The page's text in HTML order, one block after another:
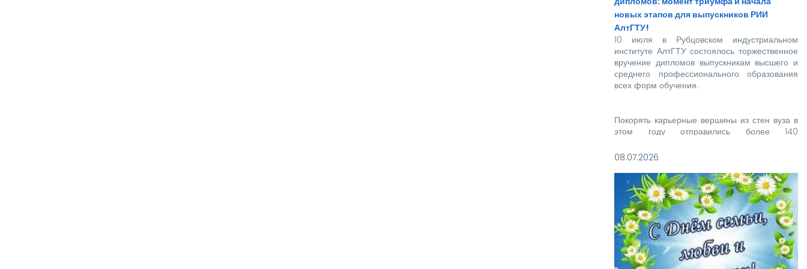
новых этапов для выпускников РИИ
АлтГТУ!
10 июля в Рубцовском индустриальном
институте АлтГТУ состоялось торжественное
вручение дипломов выпускникам высшего и
среднего профессионального образования
всех форм обучения.
Покорять карьерные вершины из стен вуза в
этом году отправились более 140
специалистов, которым предстоит стать
великой страны.
08.07.2026